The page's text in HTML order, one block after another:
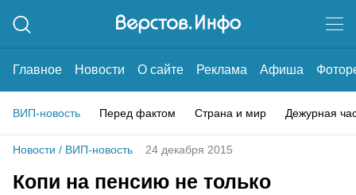
Главное Новости О сайте Реклама Афиша
ВИП-новость Перед фактом Страна и мир Дежурная
Новости / ВИП-новость 24 декабря 2015
Копи на пенсию не только